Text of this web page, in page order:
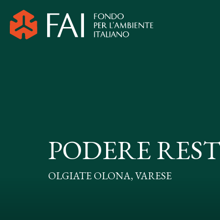
PODERE
OLGIATE OLONA, VARESE